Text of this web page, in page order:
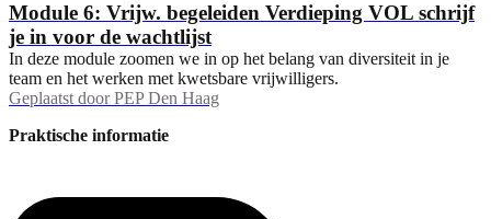
Module 6: Vrijw. begeleiden Verdieping VOL schrijf
je in voor de wachtlijst
In deze module zoomen we in op het belang van diversiteit in je
team en het werken met kwetsbare vrijwilligers.
Geplaatst door PEP Den Haag
Praktische informatie